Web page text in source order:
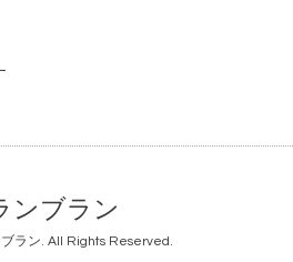
ンブラン
ラン. All Rights Reserved.